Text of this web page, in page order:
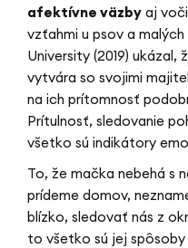
afektívne väzby aj
vzťahmi u psov a
University (2019)
vytvára so svojimi
na ich prítomnosť
Prítulnosť, sledovanie
všetko sú indikátory
To, že mačka nebehá s
prídeme domov,
blízko, sledovať nás z
to všetko sú jej